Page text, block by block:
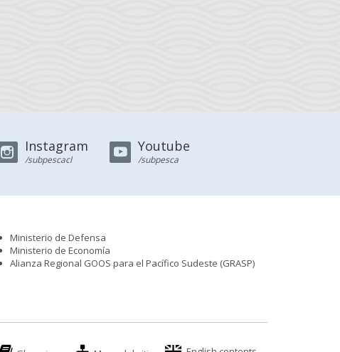
Instagram
/subpescacl
Youtube
/subpesca
Ministerio de Defensa
Ministerio de Economía
Alianza Regional GOOS para el Pacífico Sudeste (GRASP)